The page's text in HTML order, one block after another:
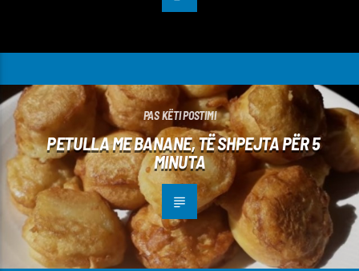
PAS KËTI POSTIMI
PETULLA ME BANANE, TË SHPEJTA PËR 5
MINUTA